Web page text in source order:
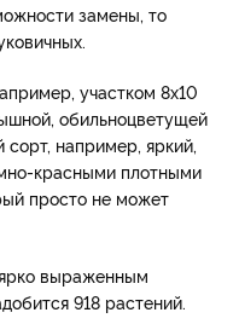
замены, то
участком 8х10
обильноцветущей
например, яркий,
красными плотными
просто не может
выраженным
918 растений.